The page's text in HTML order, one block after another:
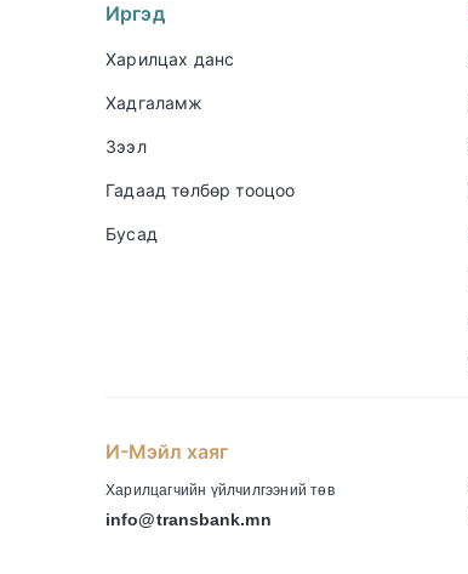
Иргэд
Харилцах данс
Хадгаламж
Зээл
Гадаад төлбөр тооцоо
Бусад
И-Мэйл хаяг
Харилцагчийн үйлчилгээний төв
info@transbank.mn